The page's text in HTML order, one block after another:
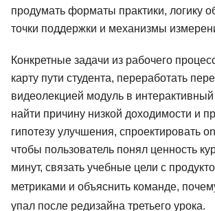
продумать форматы практики, логику
точки поддержки и механизмы
Конкретные задачи из рабочего
карту пути студента, переработать
видеолекцией модуль в
найти причину низкой доходимости и
гипотезу улучшения, спроектировать
чтобы пользователь понял ценность
минут, связать учебные цели с
метриками и объяснить команде,
упал после редизайна третьего урока.